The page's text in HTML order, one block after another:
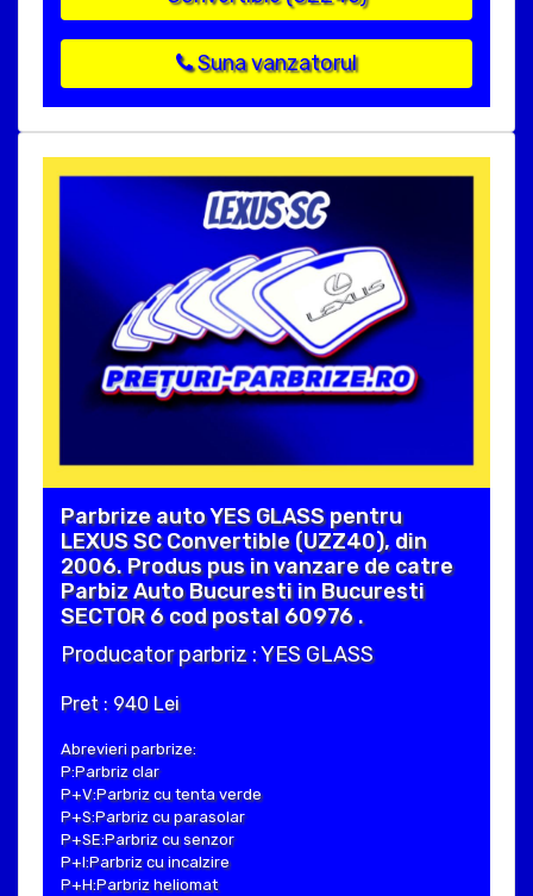
Suna vanzatorul
Parbrize auto YES GLASS pentru
LEXUS SC Convertible (UZZ40), din
2006. Produs pus in vanzare de catre
Parbiz Auto Bucuresti in Bucuresti
SECTOR 6 cod postal 60976 .
Producator parbriz : YES GLASS
Pret : 940 Lei
Abrevieri parbrize:
P:Parbriz clar
P+V:Parbriz cu tenta verde
P+S:Parbriz cu parasolar
P+SE:Parbriz cu senzor
P+I:Parbriz cu incalzire
P+H:Parbriz heliomat